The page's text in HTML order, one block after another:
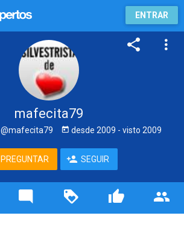
ENTRAR
mafecita79
@mafecita79 desde 2009 - visto 2009
PREGUNTAR SEGUIR